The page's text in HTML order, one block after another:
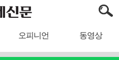
오피니언 동영상